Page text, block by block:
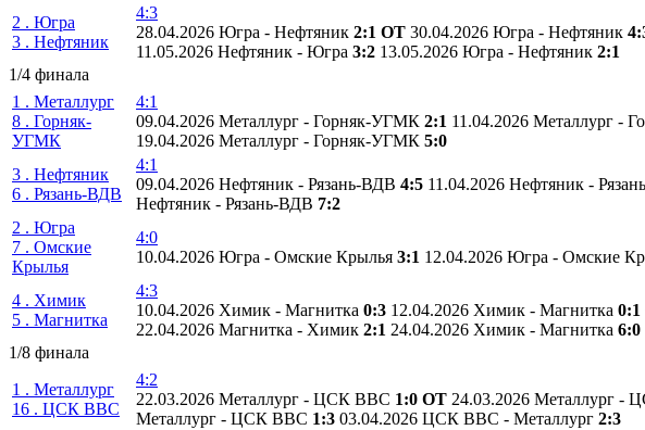
2 . Югра
3 . Нефтяник
4:3
28.04.2026 Югра - Нефтяник 2:1 ОТ 30.04.2026 Югра - Нефтяник
11.05.2026 Нефтяник - Югра 3:2 13.05.2026 Югра - Нефтяник 2:1
1/4 финала
1 . Металлург
8 . Горняк-
УГМК
4:1
09.04.2026 Металлург - Горняк-УГМК 2:1 11.04.2026 Металлург -
19.04.2026 Металлург - Горняк-УГМК 5:0
3 . Нефтяник
6 . Рязань-ВДВ
4:1
09.04.2026 Нефтяник - Рязань-ВДВ 4:5 11.04.2026 Нефтяник -
Нефтяник - Рязань-ВДВ 7:2
2 . Югра
7 . Омские
Крылья
4:0
10.04.2026 Югра - Омские Крылья 3:1 12.04.2026 Югра - Омские
4 . Химик
5 . Магнитка
4:3
10.04.2026 Химик - Магнитка 0:3 12.04.2026 Химик - Магнитка
22.04.2026 Магнитка - Химик 2:1 24.04.2026 Химик - Магнитка 6:0
1/8 финала
1 . Металлург
16 . ЦСК ВВС
4:2
22.03.2026 Металлург - ЦСК ВВС 1:0 ОТ 24.03.2026 Металлург -
Металлург - ЦСК ВВС 1:3 03.04.2026 ЦСК ВВС - Металлург 2:3